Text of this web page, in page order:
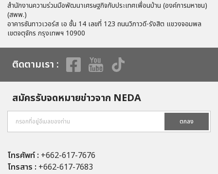
สำนักงานความร่วมมือพัฒนาเศรษฐกิจกับประเทศเพื่อนบ้าน (องค์การมหาชน)
(สพพ.)
อาคารซันทาวเวอร์ส เอ ชั้น 14 เลขที่ 123 ถนนวิภาวดี-รังสิต แขวงจอมพล
เขตจตุจักร กรุงเทพฯ 10900
ติดตามเรา :
สมัครรับจดหมายข่าวจาก NEDA
ตกลง
โทรศัพท์ : +662-617-7676
โทรสาร : +662-617-7683